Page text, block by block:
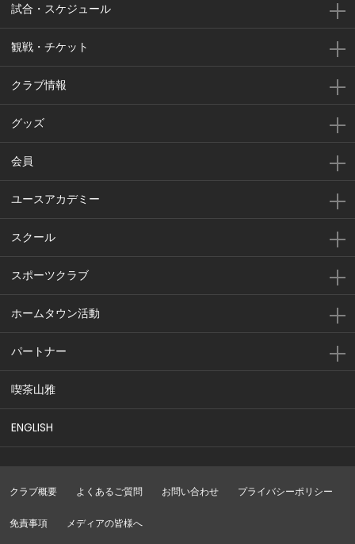
試合・スケジュール
観戦・チケット
クラブ情報
グッズ
会員
ユースアカデミー
スクール
スポーツクラブ
ホームタウン活動
パートナー
喫茶山雅
ENGLISH
クラブ概要 よくあるご質問 お問い合わせ プライバシーポリシー
免責事項 メディアの皆様へ